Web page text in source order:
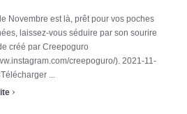
Novembre est là, prêt pour vos poches
laissez-vous séduire par son sourire
créé par Creepoguro
creepoguro/). 2021-11-
...
›